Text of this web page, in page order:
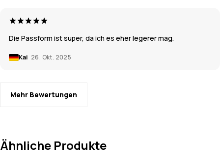
Die Passform ist super, da ich es eher legerer mag.
Kai 26. Okt. 2025
Mehr Bewertungen
Ähnliche Produkte